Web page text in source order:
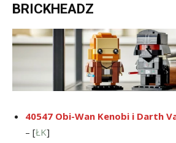
BRICKHEADZ
40547 Obi-Wan Kenobi i Darth
– [ŁK]